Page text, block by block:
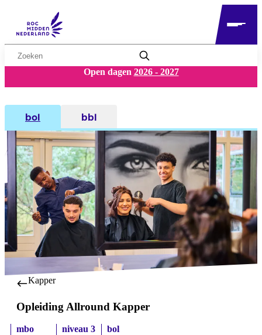
Zoekwoord
Open dagen 2026 - 2027
bol bbl
Kapper
Opleiding Allround Kapper
mbo niveau 3 bol